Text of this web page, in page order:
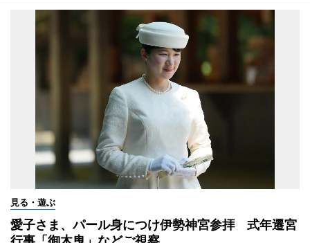
見る・遊ぶ
愛子さま、パール身につけ伊勢神宮参拝 式年遷宮